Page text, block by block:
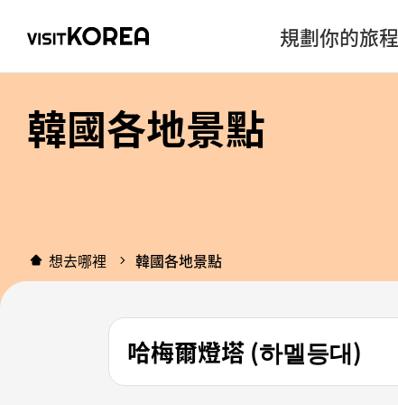
規劃你的旅程
韓國各地景點
想去哪裡 韓國各地景點
哈梅爾燈塔 (하멜등대)